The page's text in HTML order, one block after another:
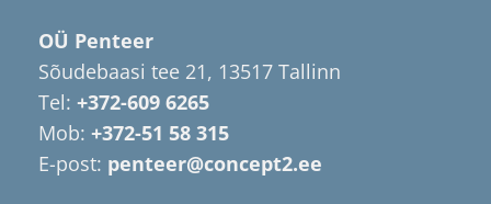
OÜ Penteer
Sõudebaasi tee 21, 13517 Tallinn
Tel: +372-609 6265
Mob: +372-51 58 315
E-post: penteer@concept2.ee